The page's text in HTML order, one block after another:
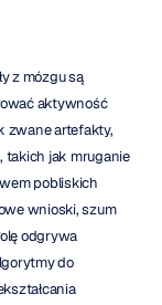
z mózgu są
aktywność
zwane artefakty,
takich jak mruganie
pobliskich
wnioski, szum
odgrywa
do